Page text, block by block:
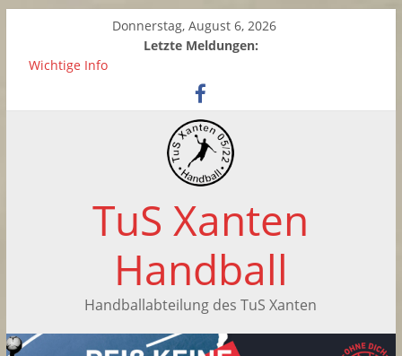
Donnerstag, August 6, 2026
Letzte Meldungen:
Wichtige Info
Zwei neue Kinderhandball-Trainerinnen beim TuS Xanten
Saisonabschluss der weiblichen C-Jugend
Handballtag in Xanten
Saisonabschluss der F-Jugend
TuS Xanten
Handball
Handballabteilung des TuS Xanten